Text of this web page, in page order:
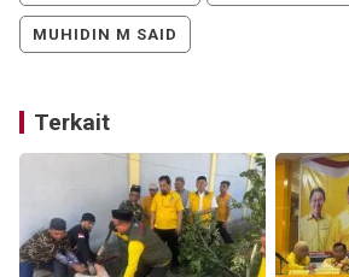
MUHIDIN M SAID
Terkait